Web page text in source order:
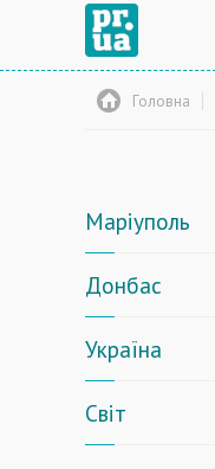
Головна
Маріуполь
Донбас
Україна
Світ